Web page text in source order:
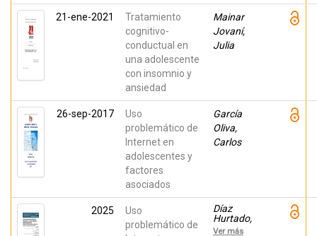
21-ene-2021
Tratamiento
cognitivo-
conductual en
una adolescente
con insomnio y
ansiedad
Mainar
Jovaní,
Julia
26-sep-2017
Uso
problemático de
Internet en
adolescentes y
factores
asociados
García
Oliva,
Carlos
2025
Uso
problemático de
Díaz
Hurtado,
Rosa M;
Ver más